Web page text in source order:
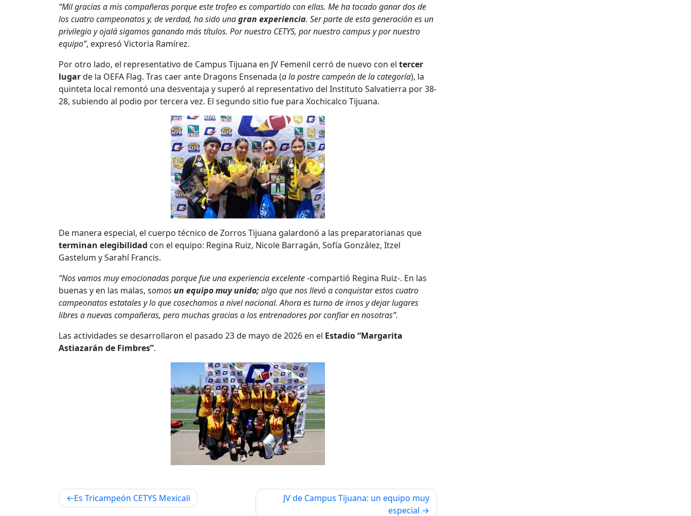
“Mil gracias a mis compañeras porque este trofeo es compartido con ellas. Me ha tocado ganar dos de
los cuatro campeonatos y, de verdad, ha sido unagran experiencia. Ser parte de esta generación es un
privilegio y ojalá sigamos ganando más títulos. Por nuestro CETYS, por nuestro campus y por nuestro
equipo”, expresó Victoria Ramírez.
Por otro lado, el representativo de Campus Tijuana en JV Femenil cerró de nuevo con el tercer
lugarde la OEFA Flag. Tras caer ante Dragons Ensenada (a la postre campeón de la categoría), la
quinteta local remontó una desventaja y superó al representativo del Instituto Salvatierra por 38-
28, subiendo al podio por tercera vez. El segundo sitio fue para Xochicalco Tijuana.
De manera especial, el cuerpo técnico de Zorros Tijuana galardonó a las preparatorianas que
terminan elegibilidad con el equipo: Regina Ruiz, Nicole Barragán, Sofía González, Itzel
Gastelum y Sarahí Francis.
“Nos vamos muy emocionadas porque fue una experiencia excelente-compartió Regina Ruiz-. En las
buenas y en las malas, somosun equipo muy unido;algo que nos llevó a conquistar estos cuatro
campeonatos estatales y lo que cosechamos a nivel nacional. Ahora es turno de irnos y dejar lugares
libres a nuevas compañeras, pero muchas gracias a los entrenadores por confiar en nosotras”.
Las actividades se desarrollaron el pasado 23 de mayo de 2026 en el Estadio “Margarita
Astiazarán de Fimbres”.
Navegación
Es Tricampeón CETYS Mexicali
JV de Campus Tijuana: un equipo muy
especial